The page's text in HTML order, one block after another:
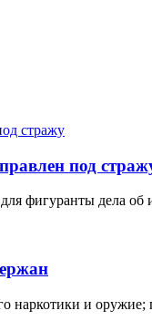
под
фигуранты дела
и оружие;